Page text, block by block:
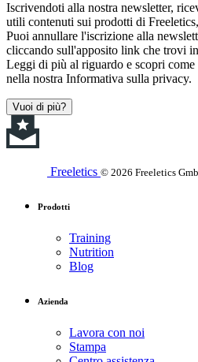
Iscrivendoti alla nostra newsletter,
utili contenuti sui prodotti di
Puoi annullare l'iscrizione alla
cliccando sull'apposito link che trovi
Leggi di più al riguardo e scopri
nella nostra Informativa sulla privacy.
Vuoi di più?
Freeletics © 2026 Freeletics
Prodotti
Training
Nutrition
Blog
Azienda
Lavora con noi
Stampa